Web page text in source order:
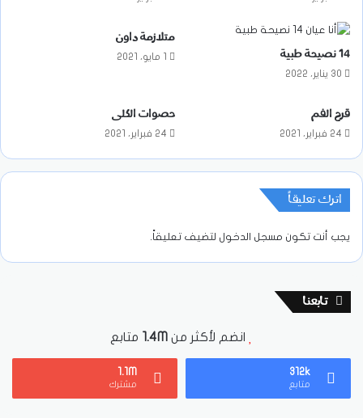
14 نصيحة طبية
30 يناير، 2022
متلازمة داون
1 مايو، 2021
قرح الفم
24 فبراير، 2021
حصوات الكلى
24 فبراير، 2021
اترك تعليقاً
يجب أنت تكون مسجل الدخول لتضيف تعليقاً.
تابعنا
انضم لأكثر من 1.4M متابع
312k
متابع
1.1M
مشترك